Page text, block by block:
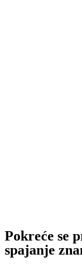
Pokreće se
spajanje